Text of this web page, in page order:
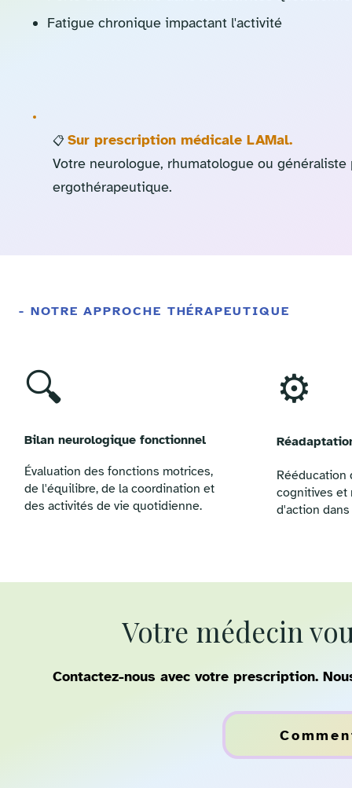
Fatigue chronique impactant l'activité
📋 Sur prescription médicale LAMal.
Votre neurologue, rhumatologue ou
ergothérapeutique.
- NOTRE APPROCHE THÉRAPEUTIQUE
🔍
Bilan neurologique fonctionnel
Évaluation des fonctions motrices,
de l'équilibre, de la coordination et
des activités de vie quotidienne.
⚙️
Rééducation
cognitives et
d'action
Votre médecin
Contactez-nous avec votre prescription.